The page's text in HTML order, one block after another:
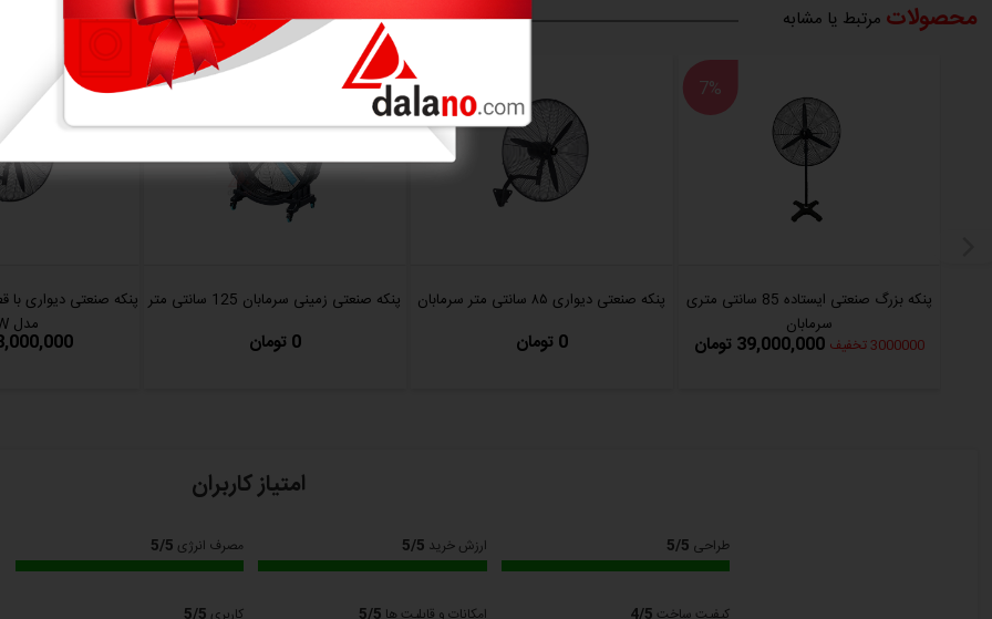
ابعاد جعبه:
45x16x65 CM
محصولات مرتبط یا مشابه
7%
پنکه بزرگ صنعتی ایستاده 85 سانتی متری
سرمابان
3000000 تخفیف 39,000,000 تومان
پنکه صنعتی دیواری ۸۵ سانتی‌ متر سرمابان
0 تومان
پنکه صنعتی زمینی سرمابان 125 سانتی متر
0 تومان
مدل 75W
28,000,000
امتیاز کاربران
طراحی 5/5 ارزش خرید 5/5 مصرف انرژی 5/5
کیفیت ساخت امکانات و قابلیت ها کاربری